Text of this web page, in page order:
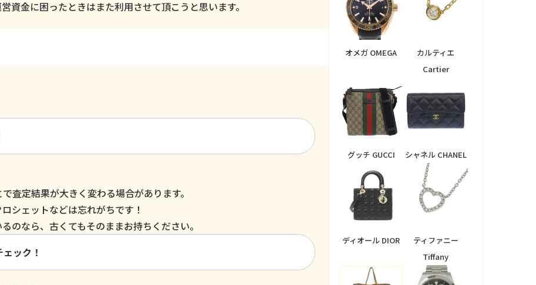
資金に困ったときはまた利用させて頂こうと思います。
査定結果が大きく変わる場合があります。
シェットなどは忘れがちです！
のなら、古くてもそのままお持ちください。
ック！
オメガ OMEGA
カルティエ
Cartier
グッチ GUCCI シャネル CHANEL
ディオール DIOR
ティファニー
Tiffany